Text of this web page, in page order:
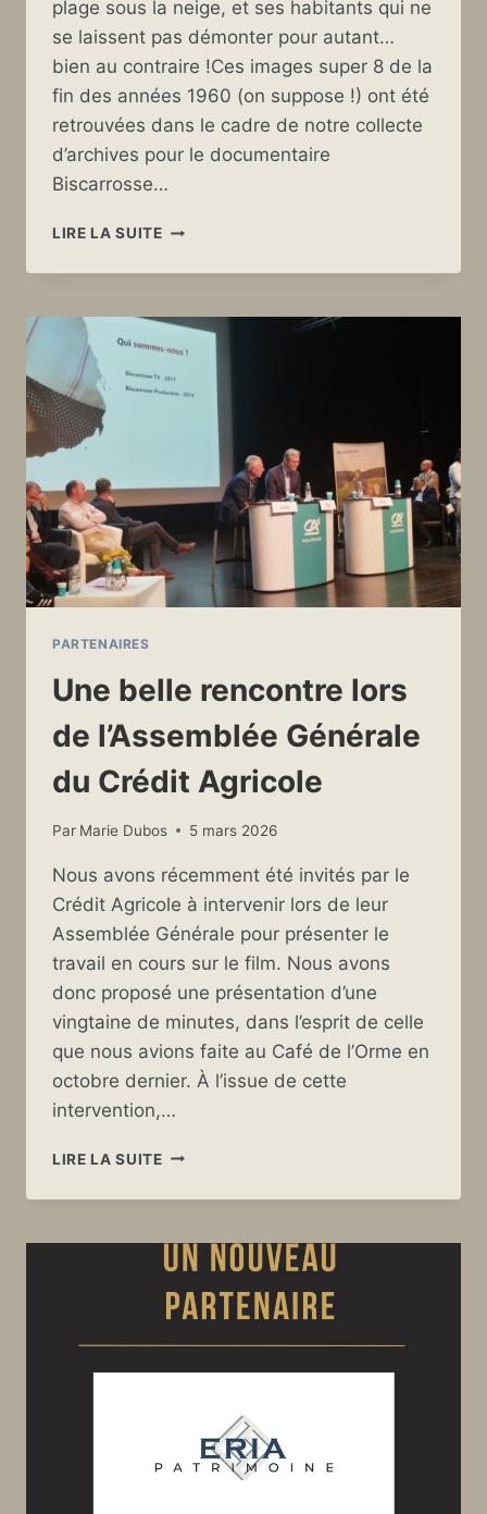
plage sous la neige, et ses habitants qui ne
se laissent pas démonter pour autant…
bien au contraire !Ces images super 8 de la
fin des années 1960 (on suppose !) ont été
retrouvées dans le cadre de notre collecte
d’archives pour le documentaire
Biscarrosse…
LIRE LA SUITEUNE
INATTENDUE…
PARTENAIRES
Une belle rencontre lors
de l’Assemblée Générale
du Crédit Agricole
Par Marie Dubos 5 mars 2026
Nous avons récemment été invités par le
Crédit Agricole à intervenir lors de leur
Assemblée Générale pour présenter le
travail en cours sur le film. Nous avons
donc proposé une présentation d’une
vingtaine de minutes, dans l’esprit de celle
que nous avions faite au Café de l’Orme en
octobre dernier. À l’issue de cette
intervention,…
LIRE LA SUITEUNE
RENCONTRE
DE
L’ASSEMBLÉE
GÉNÉRALE
DU